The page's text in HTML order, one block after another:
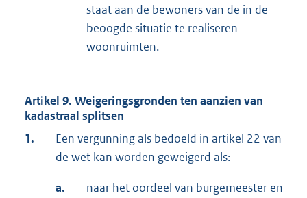
staat aan de bewoners van de in de
beoogde situatie te realiseren
woonruimten.
Artikel 9. Weigeringsgronden ten aanzien van
kadastraal splitsen
1.
Een vergunning als bedoeld in artikel 22 van
de wet kan worden geweigerd als:
a.
naar het oordeel van burgemeester en